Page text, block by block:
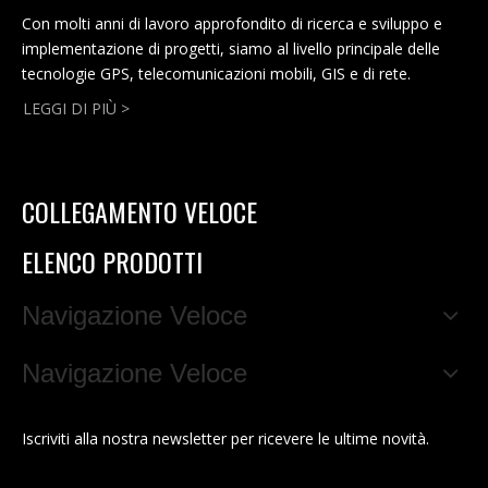
Con molti anni di lavoro approfondito di ricerca e sviluppo e
implementazione di progetti, siamo al livello principale delle
tecnologie GPS, telecomunicazioni mobili, GIS e di rete.
LEGGI DI PIÙ >
COLLEGAMENTO VELOCE
ELENCO PRODOTTI
Navigazione Veloce
Navigazione Veloce
Iscriviti alla nostra newsletter per ricevere le ultime novità.